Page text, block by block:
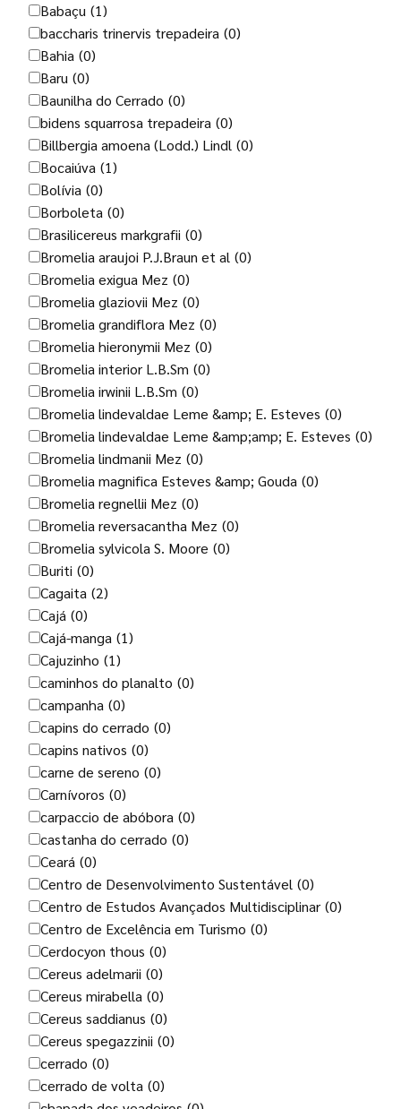
Babaçu (1)
baccharis trinervis trepadeira (0)
Bahia (0)
Baru (0)
Baunilha do Cerrado (0)
bidens squarrosa trepadeira (0)
Billbergia amoena (Lodd.) Lindl (0)
Bocaiúva (1)
Bolívia (0)
Borboleta (0)
Brasilicereus markgrafii (0)
Bromelia araujoi P.J.Braun et al (0)
Bromelia exigua Mez (0)
Bromelia glaziovii Mez (0)
Bromelia grandiflora Mez (0)
Bromelia hieronymii Mez (0)
Bromelia interior L.B.Sm (0)
Bromelia irwinii L.B.Sm (0)
Bromelia lindevaldae Leme &amp; E. Esteves (0)
Bromelia lindevaldae Leme &amp;amp; E. Esteves (0)
Bromelia lindmanii Mez (0)
Bromelia magnifica Esteves &amp; Gouda (0)
Bromelia regnellii Mez (0)
Bromelia reversacantha Mez (0)
Bromelia sylvicola S. Moore (0)
Buriti (0)
Cagaita (2)
Cajá (0)
Cajá-manga (1)
Cajuzinho (1)
caminhos do planalto (0)
campanha (0)
capins do cerrado (0)
capins nativos (0)
carne de sereno (0)
Carnívoros (0)
carpaccio de abóbora (0)
castanha do cerrado (0)
Ceará (0)
Centro de Desenvolvimento Sustentável (0)
Centro de Estudos Avançados Multidisciplinar (0)
Centro de Excelência em Turismo (0)
Cerdocyon thous (0)
Cereus adelmarii (0)
Cereus mirabella (0)
Cereus saddianus (0)
Cereus spegazzinii (0)
cerrado (0)
cerrado de volta (0)